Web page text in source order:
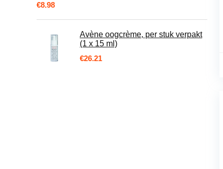
€8.98
Avène oogcrème, per stuk verpakt
(1 x 15 ml)
€26.21